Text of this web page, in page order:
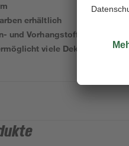
erhältlich
und Vorhangstoffe
viele